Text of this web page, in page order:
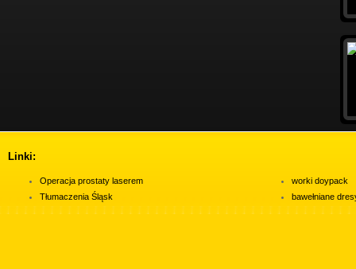
Linki:
Operacja prostaty laserem
Tłumaczenia Śląsk
worki doypack
bawełniane